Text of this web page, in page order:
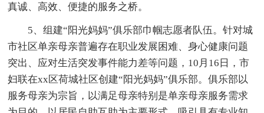
真诚、高效、便捷的服务之桥。
5、组建“阳光妈妈”俱乐部巾帼志愿者队伍。针对城
市社区单亲母亲普遍存在职业发展困难、身心健康问题
突出、应对生活突发事件能力差等问题，10月16日，市
妇联在xx区荷城社区创建“阳光妈妈”俱乐部。俱乐部以
服务母亲为宗旨，以满足母亲特别是单亲母亲服务需求